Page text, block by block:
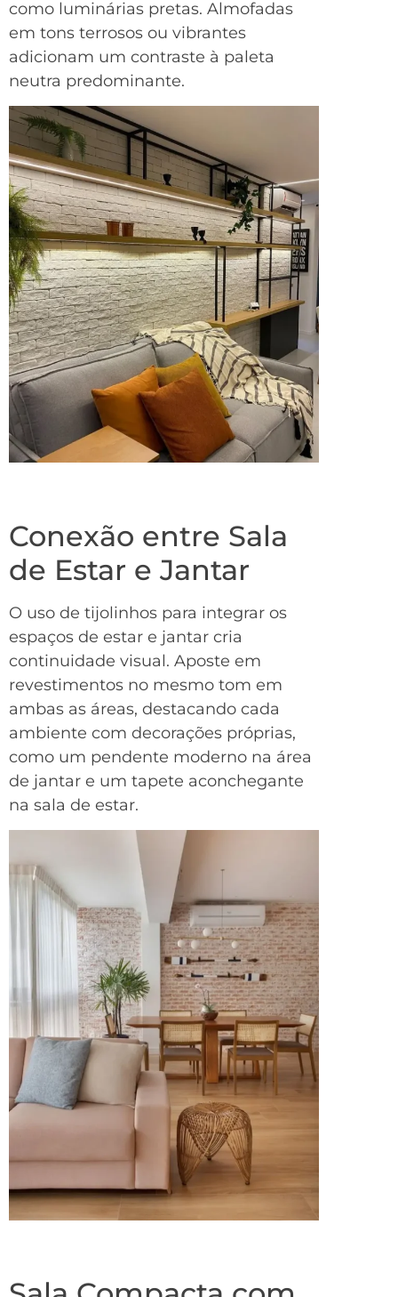
como luminárias pretas. Almofadas
em tons terrosos ou vibrantes
adicionam um contraste à paleta
neutra predominante.
Conexão entre Sala
de Estar e Jantar
O uso de tijolinhos para integrar os
espaços de estar e jantar cria
continuidade visual. Aposte em
revestimentos no mesmo tom em
ambas as áreas, destacando cada
ambiente com decorações próprias,
como um pendente moderno na área
de jantar e um tapete aconchegante
na sala de estar.